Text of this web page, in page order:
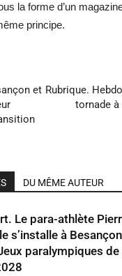
la forme d’un
principe.
et Rubrique.
tornade à
DU MÊME AUTEUR
Le para-athlète
s’installe à
paralympiques